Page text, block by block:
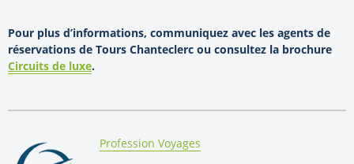
Pour plus d’informations, communiquez avec les agents de
réservations de Tours Chanteclerc ou consultez la brochure
Circuits de luxe.
By:
Profession Voyages